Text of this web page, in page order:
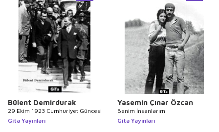
Bülent Demirdurak
29 Ekim 1923 Cumhuriyet Güncesi
Gita Yayınları
Yasemin Çınar Özcan
Benim İnsanlarım
Gita Yayınları